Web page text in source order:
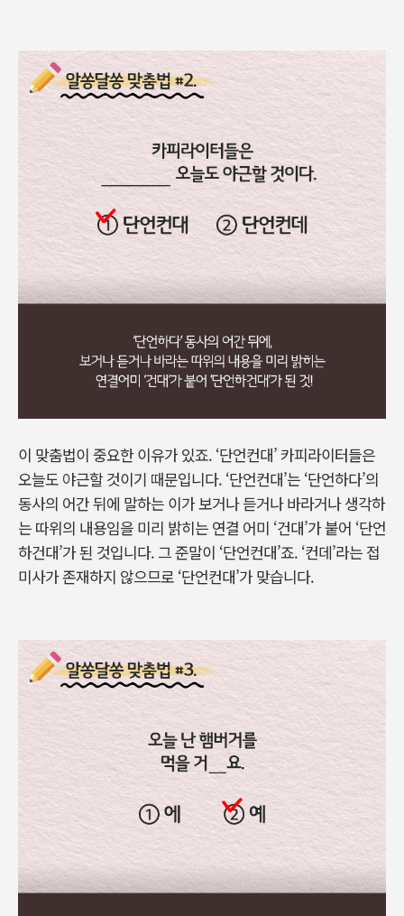
이 맞춤법이 중요한 이유가 있죠. ‘단언컨대’ 카피라이터들은
오늘도 야근할 것이기 때문입니다. ‘단언컨대’는 ‘단언하다’의
동사의 어간 뒤에 말하는 이가 보거나 듣거나 바라거나 생각하
는 따위의 내용임을 미리 밝히는 연결 어미 ‘건대’가 붙어 ‘단언
하건대’가 된 것입니다. 그 준말이 ‘단언컨대’죠. ‘컨데’라는 접
미사가 존재하지 않으므로 ‘단언컨대’가 맞습니다.